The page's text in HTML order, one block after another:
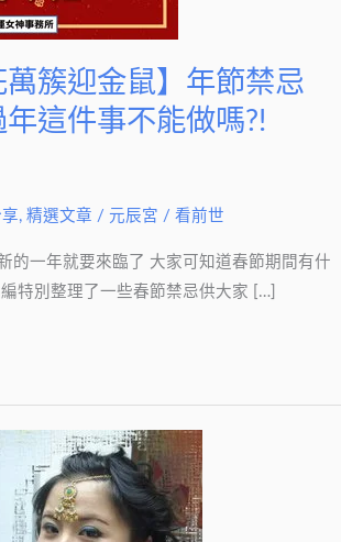
萬簇迎金鼠】年節禁忌
這件事不能做嗎?!
, 精選文章 / 元辰宮 / 看前世
的一年就要來臨了 大家可知道春節期間有什
特別整理了一些春節禁忌供大家 […]